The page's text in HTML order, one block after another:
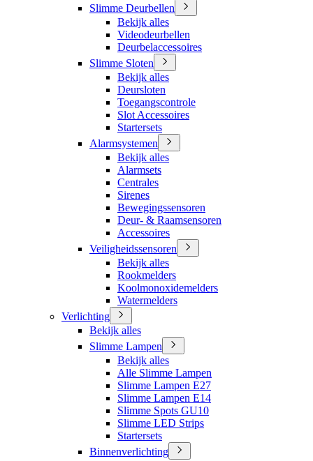
Slimme Deurbellen
Bekijk alles
Videodeurbellen
Deurbelaccessoires
Slimme Sloten
Bekijk alles
Deursloten
Toegangscontrole
Slot Accessoires
Startersets
Alarmsystemen
Bekijk alles
Alarmsets
Centrales
Sirenes
Bewegingssensoren
Deur- & Raamsensoren
Accessoires
Veiligheidssensoren
Bekijk alles
Rookmelders
Koolmonoxidemelders
Watermelders
Verlichting
Bekijk alles
Slimme Lampen
Bekijk alles
Alle Slimme Lampen
Slimme Lampen E27
Slimme Lampen E14
Slimme Spots GU10
Slimme LED Strips
Startersets
Binnenverlichting